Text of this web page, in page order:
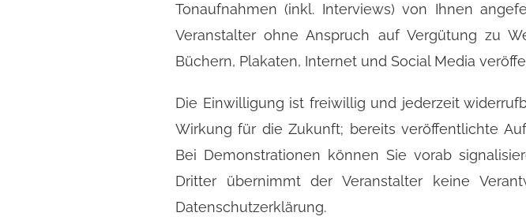
Tonaufnahmen (inkl. Interviews) von Ihnen
Veranstalter ohne Anspruch auf Vergütung zu
Büchern, Plakaten, Internet und Social Media
Die Einwilligung ist freiwillig und jederzeit
Wirkung für die Zukunft; bereits veröffentlichte
Bei Demonstrationen können Sie vorab
Dritter übernimmt der Veranstalter keine
Datenschutzerklärung.